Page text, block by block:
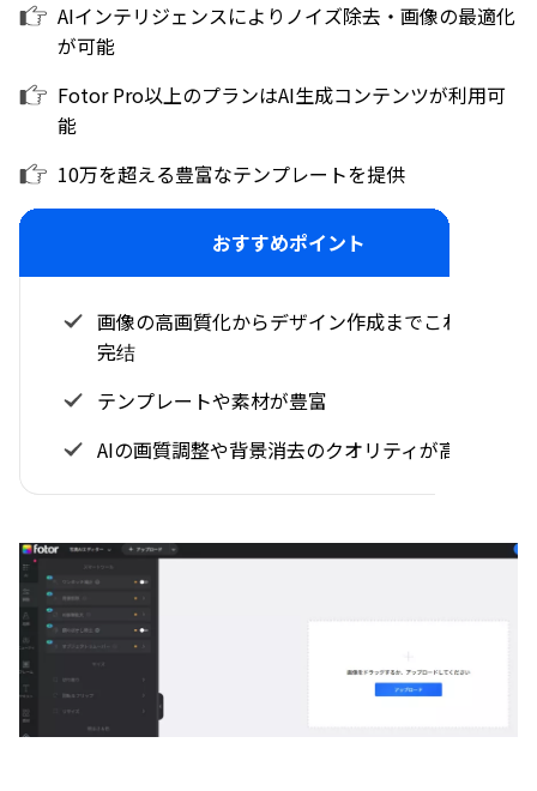
AIインテリジェンスによりノイズ除去・画像の最適化
が可能
Fotor Pro以上のプランはAI生成コンテンツが利用可
能
10万を超える豊富なテンプレートを提供
おすすめポイント
画像の高画質化からデザイン作成までこれ1つで
完结
テンプレートや素材が豊富
AIの画質調整や背景消去のクオリティが高い